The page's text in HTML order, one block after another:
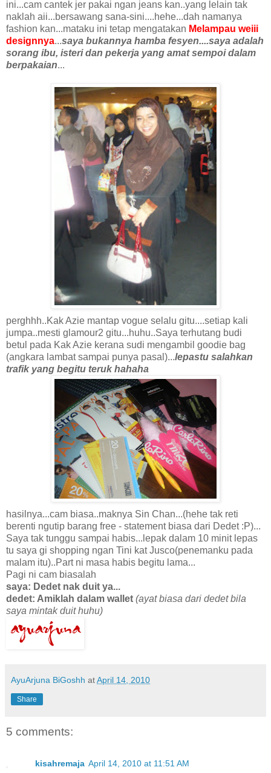
ini...cam cantek jer pakai ngan jeans kan..yang lelain tak
naklah aii...bersawang sana-sini....hehe...dah namanya
fashion kan...mataku ini tetap mengatakan Melampau weiii
designnya...saya bukannya hamba fesyen....saya adalah
sorang ibu, isteri dan pekerja yang amat sempoi dalam
berpakaian...
perghhh..Kak Azie mantap vogue selalu gitu....setiap kali
jumpa..mesti glamour2 gitu...huhu..Saya terhutang budi
betul pada Kak Azie kerana sudi mengambil goodie bag
(angkara lambat sampai punya pasal)...lepastu salahkan
trafik yang begitu teruk hahaha
hasilnya...cam biasa..maknya Sin Chan...(hehe tak reti
berenti ngutip barang free - statement biasa dari Dedet :P)...
Saya tak tunggu sampai habis...lepak dalam 10 minit lepas
tu saya gi shopping ngan Tini kat Jusco(penemanku pada
malam itu)..Part ni masa habis begitu lama...
Pagi ni cam biasalah
saya: Dedet nak duit ya...
dedet: Amiklah dalam wallet (ayat biasa dari dedet bila
saya mintak duit huhu)
AyuArjuna BiGoshh atApril 14, 2010
Share
5 comments:
kisahremaja April 14, 2010 at 11:51 AM